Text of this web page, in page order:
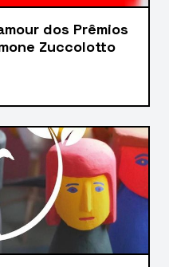
dos Prêmios
Zuccolotto